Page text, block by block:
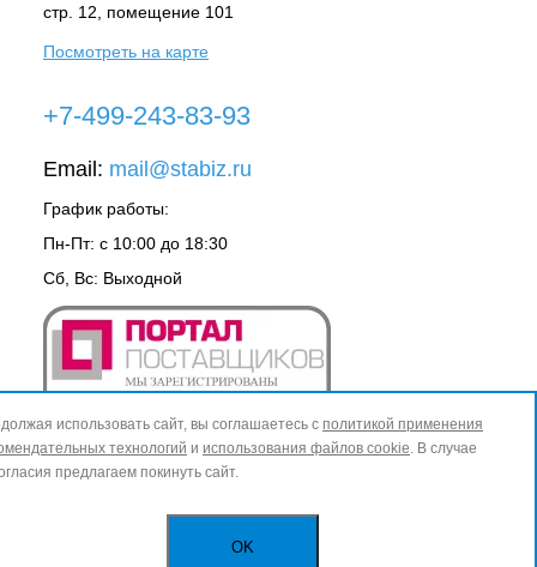
стр. 12, помещение 101
Посмотреть на карте
+7-499-243-83-93
Email: mail@stabiz.ru
График работы:
Пн-Пт: с 10:00 до 18:30
Сб, Вс: Выходной
использовать сайт, вы соглашаетесь с политикой применения
технологий и использования файлов cookie. В случае
предлагаем покинуть сайт.
OK